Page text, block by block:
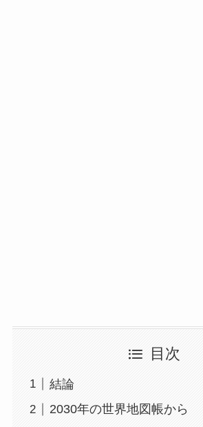
目次
結論
2030年の世界地図帳から